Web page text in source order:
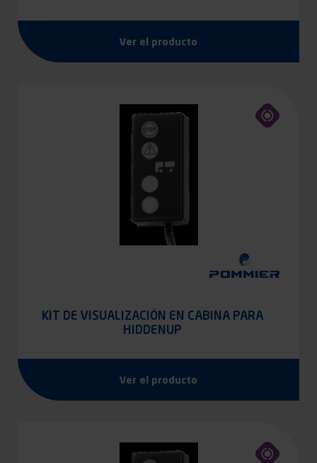
Ver el producto
KIT DE VISUALIZACIÓN EN CABINA PARA
HIDDENUP
Ver el producto